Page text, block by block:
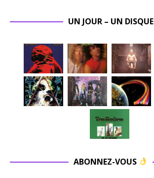
UN JOUR – UN DISQUE
ABONNEZ-VOUS